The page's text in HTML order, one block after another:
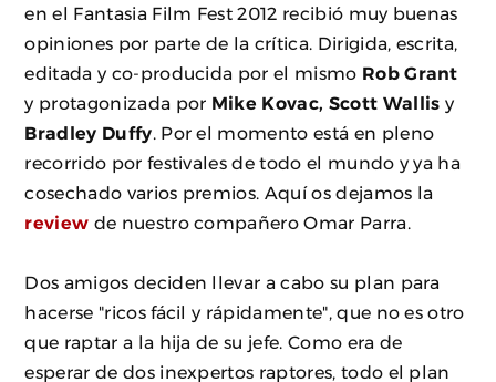
en el Fantasia Film Fest 2012 recibió muy buenas
opiniones por parte de la crítica. Dirigida, escrita,
editada y co-producida por el mismo Rob Grant
y protagonizada por Mike Kovac, Scott Wallis y
Bradley Duffy . Por el momento está en pleno
recorrido por festivales de todo el mundo y ya ha
cosechado varios premios. Aquí os dejamos la
review de nuestro compañero Omar Parra.
Dos amigos deciden llevar a cabo su plan para
hacerse "ricos fácil y rápidamente", que no es otro
que raptar a la hija de su jefe. Como era de
esperar de dos inexpertos raptores, todo el plan